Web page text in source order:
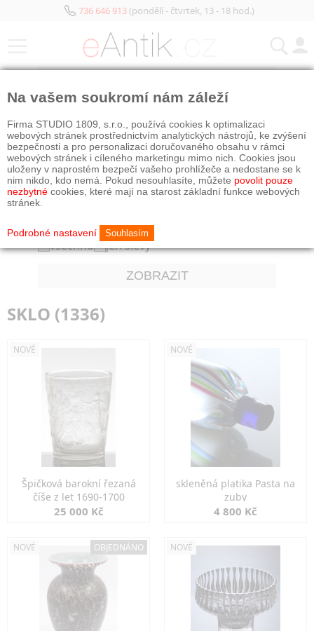
736 646 913(pondělí - čtvrtek, 13 - 18 hod.)
všechno
před r. 1800
19. stol.
1890–1940
od r. 1940
současnost
ŘAZENÍ
CENY
všechno jen slevy
ZOBRAZIT
SKLO (1336)
NOVÉ
Špičková barokní řezaná
číše z let 1690-1700
25 000 Kč
NOVÉ
skleněná platika Pasta na
zuby
4 800 Kč
NOVÉ OBJEDNÁNO NOVÉ
Na vašem soukromí nám záleží
Firma STUDIO 1809, s.r.o., používá cookies k optimalizaci
webových stránek prostřednictvím analytických nástrojů, ke zvýšení
bezpečnosti a pro personalizaci doručovaného obsahu v rámci
webových stránek i cíleného marketingu mimo nich. Cookies jsou
uloženy v naprostém bezpečí vašeho prohlížeče a nedostane se k
nim nikdo, kdo nemá. Pokud nesouhlasíte, můžete povolit pouze
nezbytné cookies, které mají na starost základní funkce webových
stránek.
Podrobné nastavení Souhlasím